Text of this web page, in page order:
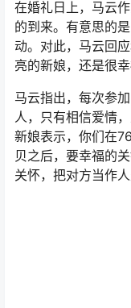
在婚礼日上，马云
的到来。有意思的
动。对此，马云回
亮的新娘，还是很幸
马云指出，每次参
人，只有相信爱情
新娘表示，你们在
贝之后，要幸福的
关怀，把对方当作